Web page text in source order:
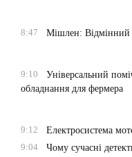
8:47
Мішлен: Відмінний
9:10
Універсальний
обладнання для фермера
9:12
Електросистема
9:04
Чому сучасні